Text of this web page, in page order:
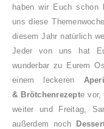
haben wir Euch schon
uns diese
diesem Jahr natürlich
Jeder von uns hat
wunderbar zu Eurem
einem leckeren
& Brötchenrezepte vor,
weiter und Freitag,
außerdem noch